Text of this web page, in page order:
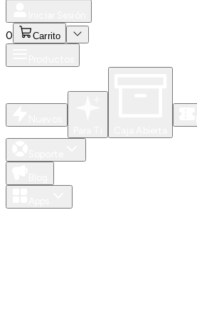
0 Carrito